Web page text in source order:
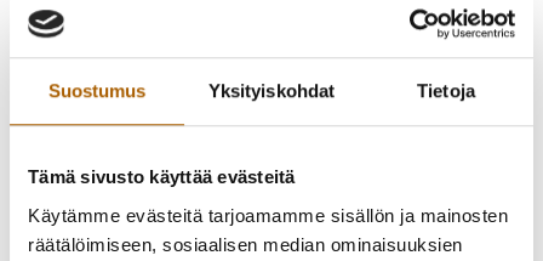
Suostumus Yksityiskohdat Tietoja
Tämä sivusto käyttää evästeitä
Käytämme evästeitä tarjoamamme sisällön ja mainosten
räätälöimiseen, sosiaalisen median ominaisuuksien
kunnan peruskoulun 1. ja 2. vuosiluokkien oppilaille sekä
perusopetuslain mukainen päätös oppilaskohtaisista
tukitoimista liittyen oppimiskykyyn vaikuttavaan vammaan,
Toimintaa järjestetään koulun työpäivinä Kuulammen,
vähimmäisoppilasmäärä toteutuu.